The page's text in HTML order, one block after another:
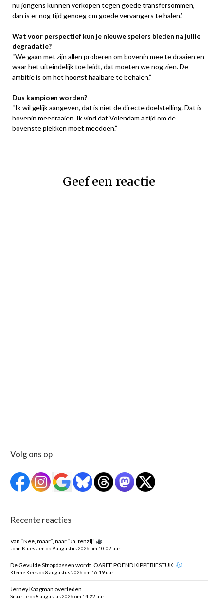
nu jongens kunnen verkopen tegen goede transfersommen,
dan is er nog tijd genoeg om goede vervangers te halen.”
Wat voor perspectief kun je nieuwe spelers bieden na jullie
degradatie?
“We gaan met zijn allen proberen om bovenin mee te draaien en
waar het uiteindelijk toe leidt, dat moeten we nog zien. De
ambitie is om het hoogst haalbare te behalen.”
Dus kampioen worden?
“Ik wil gelijk aangeven, dat is niet de directe doelstelling. Dat is
bovenin meedraaien. Ik vind dat Volendam altijd om de
bovenste plekken moet meedoen.”
Geef een reactie
Volg ons op
Recente reacties
Van “Nee, maar”, naar “Ja, tenzij”
John Kluessien op 9 augustus 2026 om 10:02 uur.
De Gevulde Stropdassen wordt ‘OAREF POEND KIPPEBIESTUK’
Kleine Kees op 8 augustus 2026 om 16:19 uur.
Jerney Kaagman overleden
Snaartje op 8 augustus 2026 om 14:22 uur.